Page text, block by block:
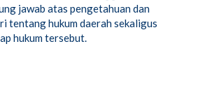
jawab atas pengetahuan dan
tentang hukum daerah sekaligus
hukum tersebut.